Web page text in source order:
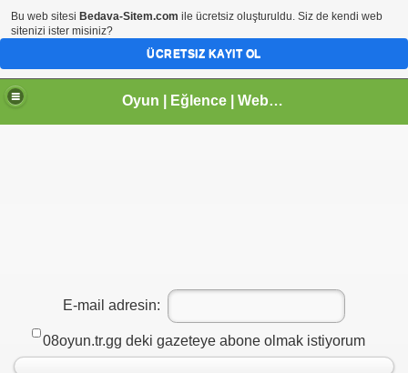
Oyun | Eğlence | Webmaster | tr.gg Paylaşım Sitesi | Arhavi |Kireçlik Köyü
E-mail adresin:
08oyun.tr.gg deki gazeteye abone olmak istiyorum
Bu web sitesi Bedava-Sitem.com ile ücretsiz oluşturuldu. Siz de kendi web
sitenizi ister misiniz?
ÜCRETSIZ KAYIT OL